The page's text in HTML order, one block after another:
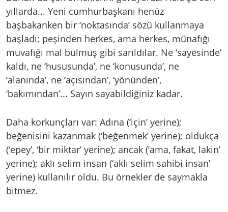
yıllarda... Yeni cumhurbaşkanı henüz
başbakanken bir ‘noktasında’ sözü kullanmaya
başladı; peşinden herkes, ama herkes, münafığı
muvafığı mal bulmuş gibi sarıldılar. Ne ‘sayesinde’
kaldı, ne ‘hususunda’, ne ‘konusunda’, ne
‘alanında’, ne ‘açısından’, ‘yönünden’,
‘bakımından’... Sayın sayabildiğiniz kadar.
Daha korkunçları var: Adına (‘için’ yerine);
beğenisini kazanmak (‘beğenmek’ yerine); oldukça
(‘epey’, ‘bir miktar’ yerine); ancak (‘ama, fakat, lakin’
yerine); aklı selim insan (‘aklı selim sahibi insan’
yerine) kullanılır oldu. Bu örnekler de saymakla
bitmez.